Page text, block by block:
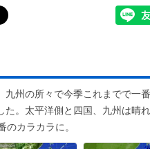
州の所々で今季これまでで一
。太平洋側と四国、九州は晴
カラカラに。